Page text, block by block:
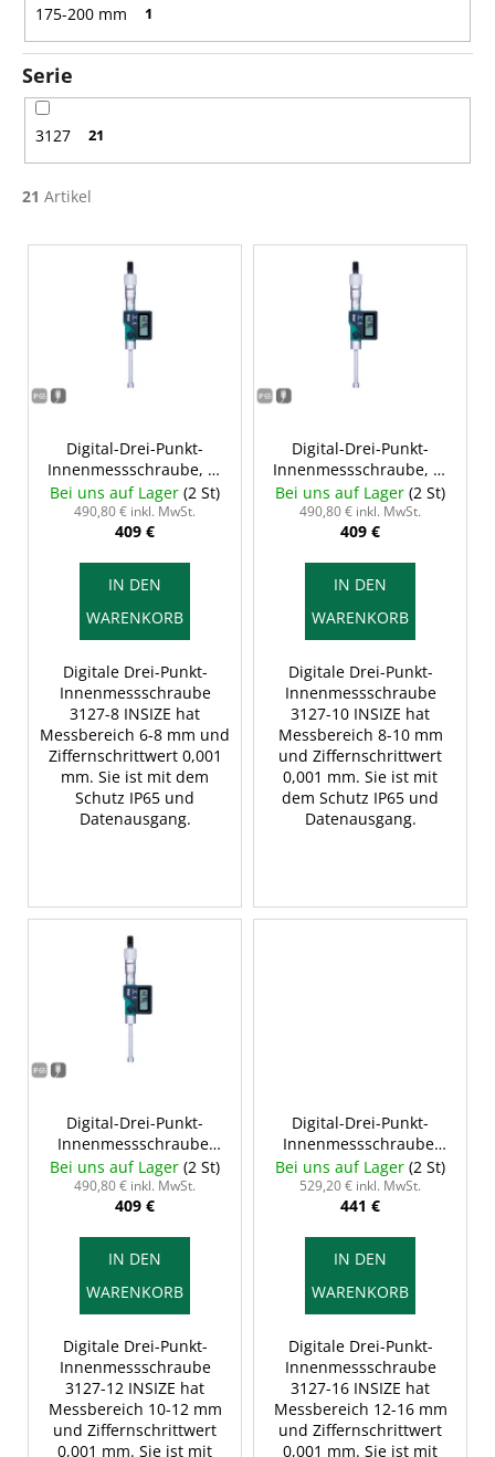
175-200 mm 1
Serie
3127 21
21 Artikel
L
d
Digital-Drei-Punkt-
Innenmessschraube, 6-
8/0,001 mm, Typ B,
INSIZE 3127-8
Bei uns auf Lager (2 St)
490,80 € inkl. MwSt.
409 €
IN DEN
WARENKORB
Digitale Drei-Punkt-
Innenmessschraube
3127-8 INSIZE hat
Messbereich 6-8 mm und
Ziffernschrittwert 0,001
mm. Sie ist mit dem
Schutz IP65 und
Datenausgang.
Digital-Drei-Punkt-
Innenmessschraube, 8-
10/0,001 mm, Typ B,
INSIZE 3127-10
Bei uns auf Lager (2 St)
490,80 € inkl. MwSt.
409 €
IN DEN
WARENKORB
Digitale Drei-Punkt-
Innenmessschraube
3127-10 INSIZE hat
Messbereich 8-10 mm
und Ziffernschrittwert
0,001 mm. Sie ist mit
dem Schutz IP65 und
Datenausgang.
Digital-Drei-Punkt-
Innenmessschraube,
10-12/0,001 mm, Typ B,
INSIZE 3127-12
Bei uns auf Lager (2 St)
490,80 € inkl. MwSt.
409 €
IN DEN
WARENKORB
Digitale Drei-Punkt-
Innenmessschraube
3127-12 INSIZE hat
Messbereich 10-12 mm
und Ziffernschrittwert
0,001 mm. Sie ist mit
Digital-Drei-Punkt-
Innenmessschraube,
12-16/0,001 mm, Typ C,
INSIZE 3127-16
Bei uns auf Lager (2 St)
529,20 € inkl. MwSt.
441 €
IN DEN
WARENKORB
Digitale Drei-Punkt-
Innenmessschraube
3127-16 INSIZE hat
Messbereich 12-16 mm
und Ziffernschrittwert
0,001 mm. Sie ist mit